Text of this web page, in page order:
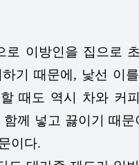
로 이방인을 집으로
기 때문에, 낯선 이
때도 역시 차와 커
께 넣고 끓이기 때
이다.